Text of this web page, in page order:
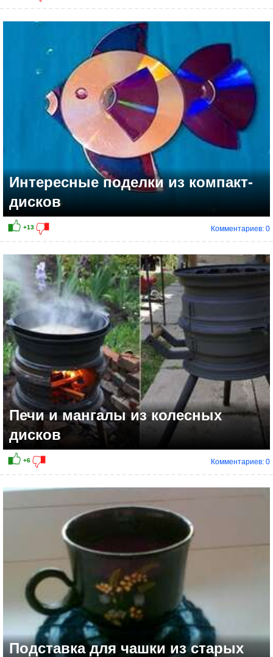
+4
Интересные поделки из компакт-
дисков
Комментариев: 0
Печи и мангалы из колесных
дисков
Комментариев: 0
Подставка для чашки из старых